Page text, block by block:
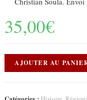
35,00€
AJOUTER AU